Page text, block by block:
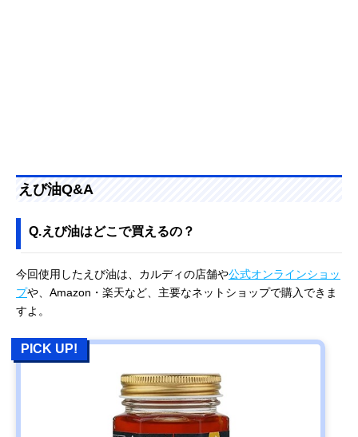
えび油Q&A
Q.えび油はどこで買えるの？
今回使用したえび油は、カルディの店舗や公式オンラインショッ
プや、Amazon・楽天など、主要なネットショップで購入できま
すよ。
PICK UP!